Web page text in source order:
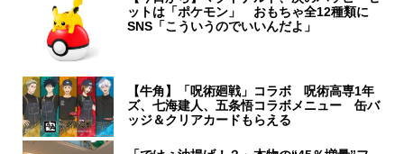
ットは「ポケモン」 おもちゃ全12種類に
SNS「こういうのでいいんだよ」
【牛角】「呪術廻戦」コラボ 呪術高専1年
ズ、七海建人、五条悟コラボメニュー 缶バ
ッジ＆クリアカードもらえる